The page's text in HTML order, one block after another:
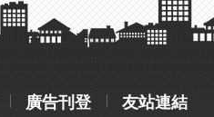
廣告刊登
友站連結